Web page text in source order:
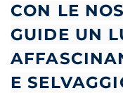
CON LE
GUIDE UN
E